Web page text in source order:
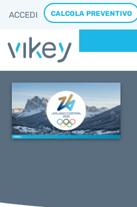
ACCEDI CALCOLA PREVENTIVO